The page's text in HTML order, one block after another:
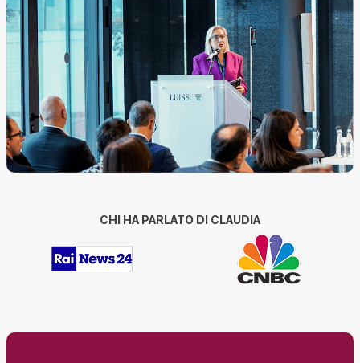
CHI HA PARLATO DI CLAUDIA